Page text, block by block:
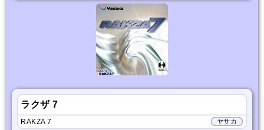
ラクザ 7
ヤサカ
RAKZA 7